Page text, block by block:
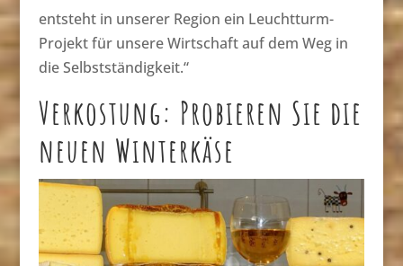
entsteht in unserer Region ein Leuchtturm-
Projekt für unsere Wirtschaft auf dem Weg in
die Selbstständigkeit.“
Verkostung: Probieren Sie die
neuen Winterkäse